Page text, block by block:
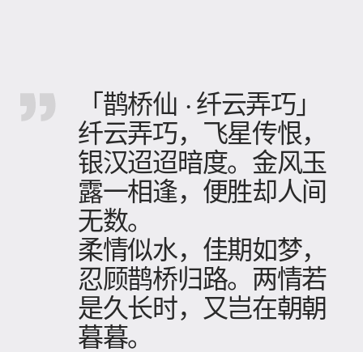
「鹊桥仙 · 纤云弄巧」
纤云弄巧，飞星传恨，
银汉迢迢暗度。金风玉
露一相逢，便胜却人间
无数。
柔情似水，佳期如梦，
忍顾鹊桥归路。两情若
是久长时，又岂在朝朝
暮暮。